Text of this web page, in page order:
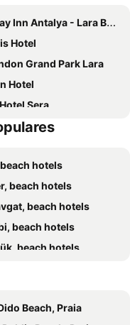
Inn Antalya - Lara By Ihg
Hotel
Grand Park Lara
Hotel
Sera
Resort By Wyndham Lara
Belek Golf & Spa
Elite Lara
Belek - The Land of Legends Access
Plus Khan Hotel
Club Belek
Resort Hotel
hotels
beach hotels
beach hotels
beach hotels
beach hotels
beach hotels
Beach, Praia